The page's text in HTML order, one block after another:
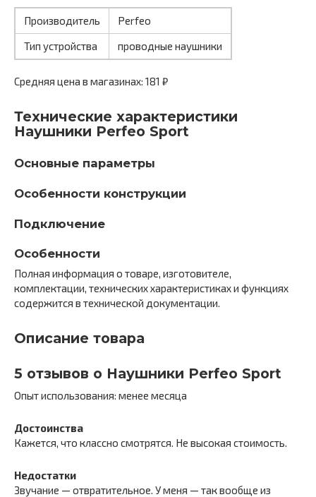
Производитель
Perfeo
Тип устройства
проводные наушники
Средняя цена в магазинах: 181 ₽
Технические характеристики
Наушники Perfeo Sport
Основные параметры
Особенности конструкции
Подключение
Особенности
Полная информация о товаре, изготовителе,
комплектации, технических характеристиках и функциях
содержится в технической документации.
Описание товара
5 отзывов о Наушники Perfeo Sport
Опыт использования: менее месяца
Достоинства
Кажется, что классно смотрятся. Не высокая стоимость.
Недостатки
Звучание — отвратительное. У меня — так вообще из